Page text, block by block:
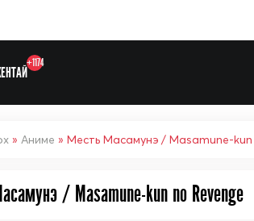
+1174
» Аниме » Месть Масамунэ /
/ Masamune-kun no Revenge